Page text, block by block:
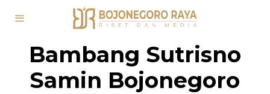
Bambang Sutrisno
Samin Bojonegoro